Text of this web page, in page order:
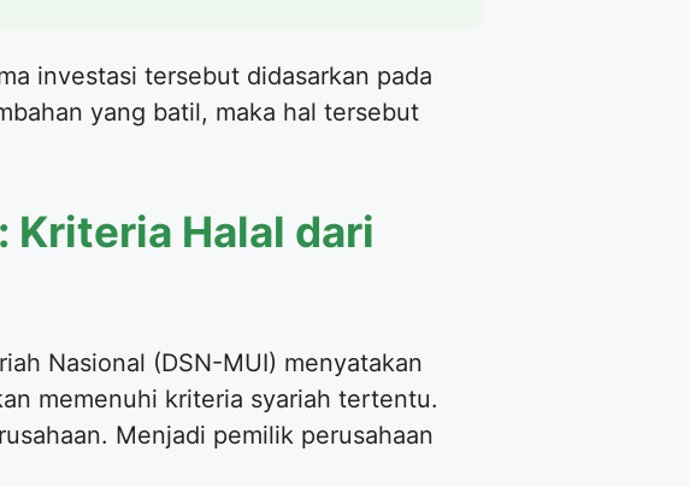
investasi tersebut didasarkan pada
yang batil, maka hal tersebut
Kriteria Halal dari
Nasional (DSN-MUI) menyatakan
memenuhi kriteria syariah tertentu.
Menjadi pemilik perusahaan